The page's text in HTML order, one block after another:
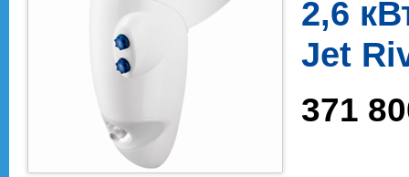
2,6
Jet
371